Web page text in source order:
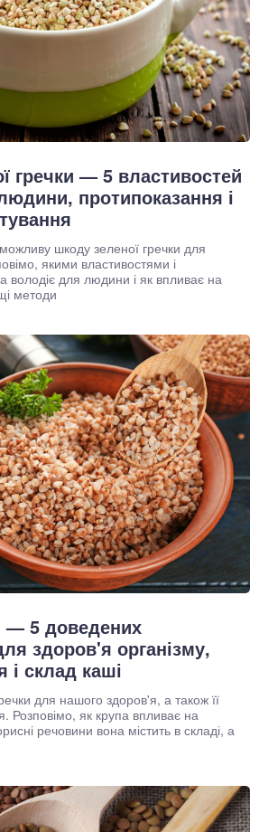
гречки — 5 властивостей
протипоказання і
шкоду зеленої гречки для
якими властивостями і
володіє для людини і як впливає на
методи
— 5 доведених
здоров'я організму,
і склад каші
для нашого здоров'я, а також її
Розповімо, як крупа впливає на
речовини вона містить в складі, а